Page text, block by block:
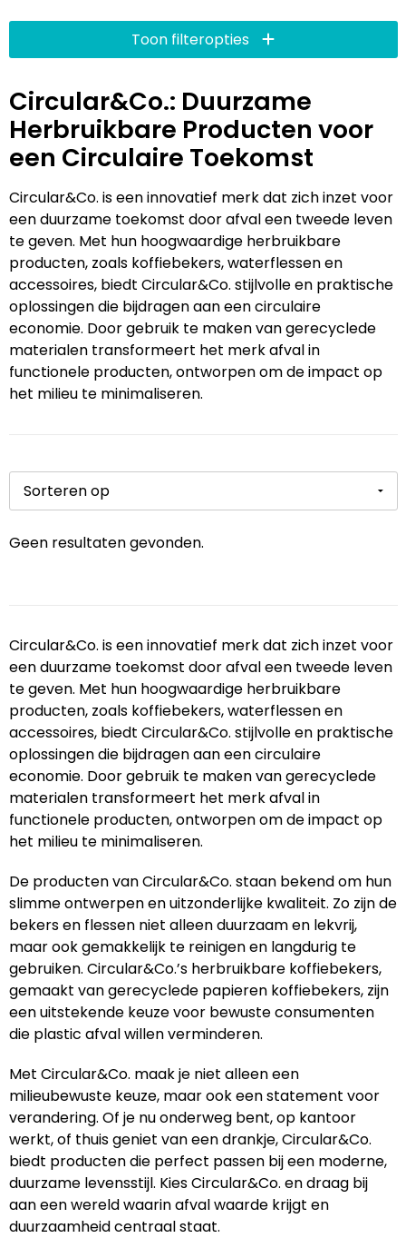
Levensmiddelen
Paraplu's
Persoonlijke verzorging
Reisbenodigdheden
Sleutelhangers en Lanyards
Snoepgoed
Spellen voor binnen en buiten
Sport
Vrije tijd en Strand
Duffeltassen
Fietstassen
Golftassen
Heuptassen
Jute tassen
Katoenen draagtassen
Kledingtassen
Koeltassen en Koelboxen
Lunchtassen
Matrozentassen
Opbergtassen
Opvouwbare tassen
Papieren tassen
Promotietassen
Reistassen
Rugzakken
Schoenentassen
Schoudertassen
Sporttassen
Strandtassen
Tablettassen
Toilettassen
Trolleys
Accessoires voor pennen
Kinderschrijfwaren
Pennen in unieke vormen
Gadgetpennen
Jassen bedrukken
Kledingaccessoires
Ondergoed, Sokken en Nachtkleding
Petten, Hoeden en Mutsen
Peuters en Baby's
Polo's bedrukken
Regenkleding
Schoenen
Vesten bedrukken
MP3's
Selfie sticks
Powerbanks
Telefoonstandaards en accessoires
Computer- en Laptopaccessoires
Zonne energie opladers
Tabletstandaards en accessoires
Speakers en Speakeraccessoires
Hoofdtelefoons
Kabels en toebehoren
Pennenhouders
Portemonnees
Post, Pen en Geschenkverpakkingen
Stickers
Visitekaart- en Pashouders
Whiteboards en flipcharts
Jassen
Kledingaccessoires
Ondergoed en Sokken
Overalls
Overhemden
Polo's
Reflecterende polo's
Reflecterende vesten
Schorten en Sloven
Sweaters
Veiligheidsvesten en Veiligheidshesjes
Vesten
Gehoorbescherming
Ademhalingsbescherming
Cutter & Buck
Elevate
James Harvest
Journalbooks
Mepal
Moleskine
Motorola
MyKit
Printer
Prodir
Roly
rOtring
Senator®
Stanley®
STICKERCASE™
Tenson
Thule
Urban Vitamin
Victorinox
VINGA
Waterman
Xoopar
Toon filteropties
Circular&Co.: Duurzame
Herbruikbare Producten voor
een Circulaire Toekomst
Circular&Co. is een innovatief merk dat zich inzet voor
een duurzame toekomst door afval een tweede leven
te geven. Met hun hoogwaardige herbruikbare
producten, zoals koffiebekers, waterflessen en
accessoires, biedt Circular&Co. stijlvolle en praktische
oplossingen die bijdragen aan een circulaire
economie. Door gebruik te maken van gerecyclede
materialen transformeert het merk afval in
functionele producten, ontworpen om de impact op
het milieu te minimaliseren.
Geen resultaten gevonden.
Circular&Co. is een innovatief merk dat zich inzet voor
een duurzame toekomst door afval een tweede leven
te geven. Met hun hoogwaardige herbruikbare
producten, zoals koffiebekers, waterflessen en
accessoires, biedt Circular&Co. stijlvolle en praktische
oplossingen die bijdragen aan een circulaire
economie. Door gebruik te maken van gerecyclede
materialen transformeert het merk afval in
functionele producten, ontworpen om de impact op
het milieu te minimaliseren.
De producten van Circular&Co. staan bekend om hun
slimme ontwerpen en uitzonderlijke kwaliteit. Zo zijn de
bekers en flessen niet alleen duurzaam en lekvrij,
maar ook gemakkelijk te reinigen en langdurig te
gebruiken. Circular&Co.’s herbruikbare koffiebekers,
gemaakt van gerecyclede papieren koffiebekers, zijn
een uitstekende keuze voor bewuste consumenten
die plastic afval willen verminderen.
Met Circular&Co. maak je niet alleen een
milieubewuste keuze, maar ook een statement voor
verandering. Of je nu onderweg bent, op kantoor
werkt, of thuis geniet van een drankje, Circular&Co.
biedt producten die perfect passen bij een moderne,
duurzame levensstijl. Kies Circular&Co. en draag bij
aan een wereld waarin afval waarde krijgt en
duurzaamheid centraal staat.